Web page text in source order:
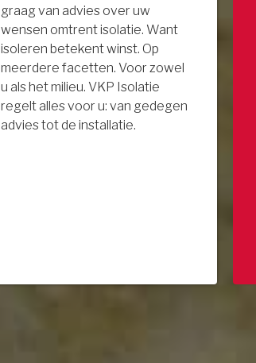
graag van advies over uw
wensen omtrent isolatie. Want
isoleren betekent winst. Op
meerdere facetten. Voor zowel
u als het milieu. VKP Isolatie
regelt alles voor u: van gedegen
advies tot de installatie.